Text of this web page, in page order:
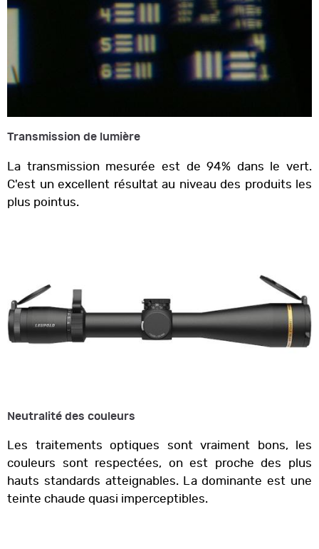
Transmission de lumière
La transmission mesurée est de 94% dans le vert.
C'est un excellent résultat au niveau des produits les
plus pointus.
Neutralité des couleurs
Les traitements optiques sont vraiment bons, les
couleurs sont respectées, on est proche des plus
hauts standards atteignables. La dominante est une
teinte chaude quasi imperceptibles.